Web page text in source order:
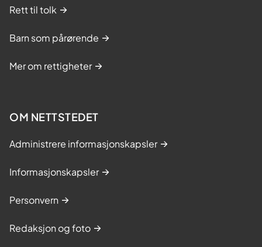
Rett til tolk
Barn som pårørende
Mer om rettigheter
OM NETTSTEDET
Administrere informasjonskapsler
Informasjonskapsler
Personvern
Redaksjon og foto